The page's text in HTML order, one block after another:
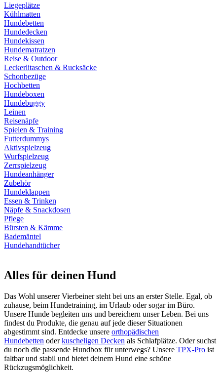
Liegeplätze
Kühlmatten
Hundebetten
Hundedecken
Hundekissen
Hundematratzen
Reise & Outdoor
Leckerlitaschen & Rucksäcke
Schonbezüge
Hochbetten
Hundeboxen
Hundebuggy
Leinen
Reisenäpfe
Spielen & Training
Futterdummys
Aktivspielzeug
Wurfspielzeug
Zerrspielzeug
Hundeanhänger
Zubehör
Hundeklappen
Essen & Trinken
Näpfe & Snackdosen
Pflege
Bürsten & Kämme
Bademäntel
Hundehandtücher
Alles für deinen Hund
Das Wohl unserer Vierbeiner steht bei uns an erster Stelle. Egal, ob
zuhause, beim Hundetraining, im Urlaub oder sogar im Büro.
Unsere Hunde begleiten uns und bereichern unser Leben. Bei uns
findest du Produkte, die genau auf jede dieser Situationen
abgestimmt sind. Entdecke unsere orthopädischen
Hundebetten oderkuscheligen Decken als Schlafplätze. Oder suchst
du noch die passende Hundbox für unterwegs? Unsere TPX-Pro ist
faltbar und stabil und bietet deinem Hund eine schöne
Rückzugsmöglichkeit.